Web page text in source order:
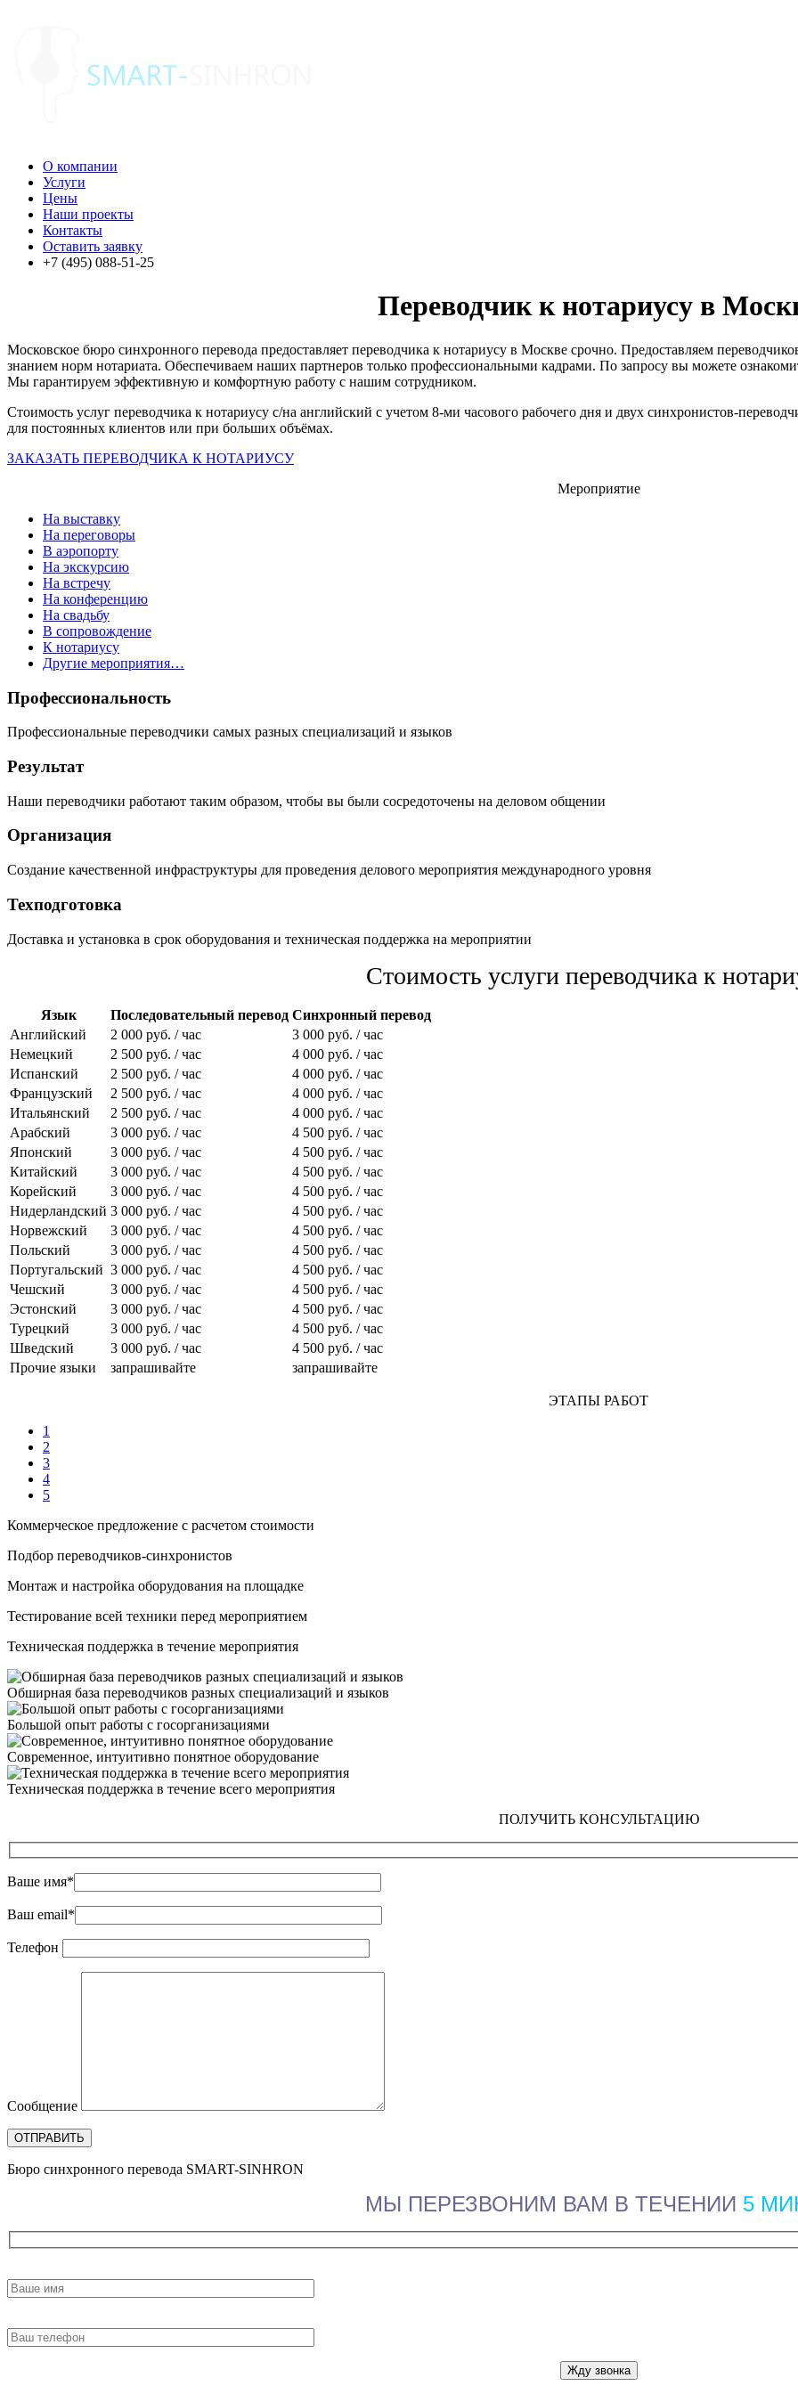
О компании
Услуги
Цены
Наши проекты
Контакты
Оставить заявку
+7 (495) 088-51-25
Переводчик к нотариусу в
Московское бюро синхронного перевода предоставляет переводчика к нотариусу в Москве срочно. Предоставляем
знанием норм нотариата. Обеспечиваем наших партнеров только профессиональными кадрами. По запросу вы можете
Мы гарантируем эффективную и комфортную работу с нашим сотрудником.
Стоимость услуг переводчика к нотариусу с/на английский с учетом 8-ми часового рабочего дня и двух синхронистов-
для постоянных клиентов или при больших объёмах.
ЗАКАЗАТЬ ПЕРЕВОДЧИКА К НОТАРИУСУ
Мероприятие
На выставку
На переговоры
В аэропорту
На экскурсию
На встречу
На конференцию
На свадьбу
В сопровождение
К нотариусу
Другие мероприятия…
Профессиональность
Профессиональные переводчики самых разных специализаций и языков
Результат
Наши переводчики работают таким образом, чтобы вы были сосредоточены на деловом общении
Организация
Создание качественной инфраструктуры для проведения делового мероприятия международного уровня
Техподготовка
Доставка и установка в срок оборудования и техническая поддержка на мероприятии
Стоимость услуги переводчика к
Язык Последовательный перевод Синхронный перевод
Английский
2 000 руб. / час
3 000 руб. / час
Немецкий
2 500 руб. / час
4 000 руб. / час
Испанский
2 500 руб. / час
4 000 руб. / час
Французский
2 500 руб. / час
4 000 руб. / час
Итальянский
2 500 руб. / час
4 000 руб. / час
Арабский
3 000 руб. / час
4 500 руб. / час
Японский
3 000 руб. / час
4 500 руб. / час
Китайский
3 000 руб. / час
4 500 руб. / час
Корейский
3 000 руб. / час
4 500 руб. / час
Нидерландский 3 000 руб. / час
4 500 руб. / час
Норвежский
3 000 руб. / час
4 500 руб. / час
Польский
3 000 руб. / час
4 500 руб. / час
Португальский 3 000 руб. / час
4 500 руб. / час
Чешский
3 000 руб. / час
4 500 руб. / час
Эстонский
3 000 руб. / час
4 500 руб. / час
Турецкий
3 000 руб. / час
4 500 руб. / час
Шведский
3 000 руб. / час
4 500 руб. / час
Прочие языки
запрашивайте запрашивайте
ЭТАПЫ РАБОТ
1
2
3
4
5
Коммерческое предложение с расчетом стоимости
Подбор переводчиков-синхронистов
Монтаж и настройка оборудования на площадке
Тестирование всей техники перед мероприятием
Техническая поддержка в течение мероприятия
Обширная база переводчиков разных специализаций и языков
Большой опыт работы с госорганизациями
Современное, интуитивно понятное оборудование
Техническая поддержка в течение всего мероприятия
ПОЛУЧИТЬ КОНСУЛЬТАЦИЮ
Ваше имя*
Ваш email*
Телефон
Сообщение
Бюро синхронного перевода SMART-SINHRON
МЫ ПЕРЕЗВОНИМ ВАМ В ТЕЧЕНИИ 5